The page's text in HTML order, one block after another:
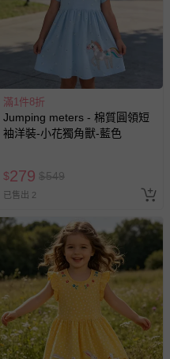
滿1件8折
Jumping meters - 棉質圓領短
袖洋裝-小花獨角獸-藍色
$279 $549
已售出 2